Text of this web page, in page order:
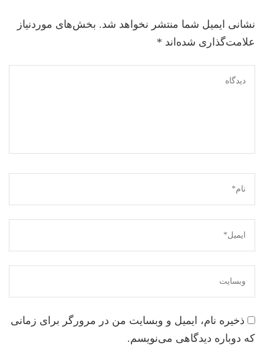
نشانی ایمیل شما منتشر نخواهد شد. بخش‌های موردنیاز
علامت‌گذاری شده‌اند *
ذخیره نام، ایمیل و وبسایت من در مرورگر برای زمانی
که دوباره دیدگاهی می‌نویسم.